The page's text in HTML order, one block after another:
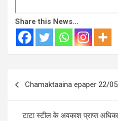
Share this News...
Chamaktaaina epaper 22/
टाटा स्टील के अवकाश प्राप्त